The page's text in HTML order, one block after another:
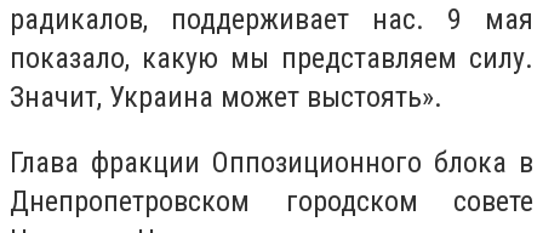
радикалов, поддерживает нас. 9 мая
показало, какую мы представляем силу.
Значит, Украина может выстоять».
Глава фракции Оппозиционного блока в
Днепропетровском городском совете